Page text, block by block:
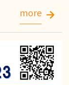
more